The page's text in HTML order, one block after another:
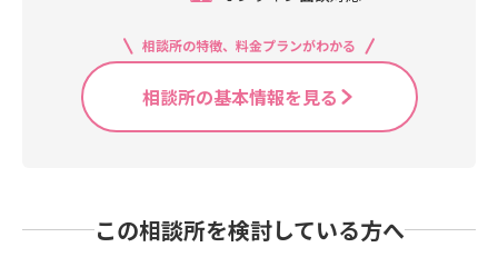
相談所の特徴、料金プランがわかる
相談所の基本情報を見る
この相談所を検討している方へ